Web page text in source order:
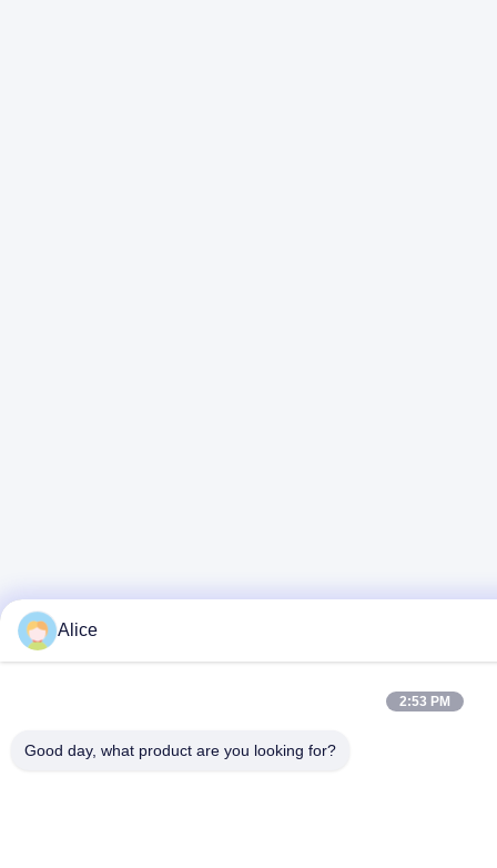
Alice
2:53 PM
Good day, what product are you looking for?